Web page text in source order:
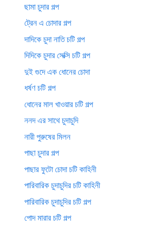
ছামা চুদার গল্প
ট্রেন এ চোদার গল্প
দাদিকে চুদা নাতি চটি গল্প
দিদিকে চুদার সেক্সি চটি গল্প
দুই গুদে এক ধোনের চোদা
ধর্ষণ চটি গল্প
ধোনের মাল খাওয়ার চটি গল্প
ননদ এর সাথে চুদাচুদি
নারী পুরুষের মিলন
পাছা চুদার গল্প
পাছার ফুটো চোদা চটি কাহিনী
পারিবারিক চুদাচুদির চটি কাহিনী
পারিবারিক চুদাচুদির চটি গল্প
পোদ মারার চটি গল্প